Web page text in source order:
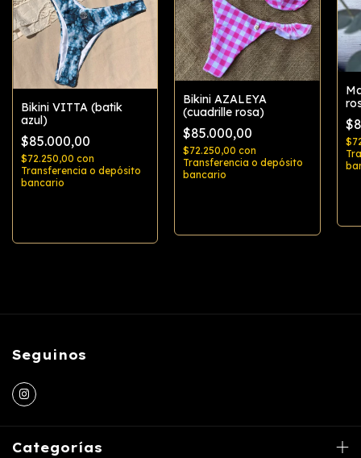
Bikini VITTA (batik
azul)
$85.000,00
$72.250,00 con
Transferencia o depósito
bancario
Bikini AZALEYA
(cuadrille rosa)
$85.000,00
$72.250,00con
Transferencia o depósito
bancario
Seguinos
Categorías